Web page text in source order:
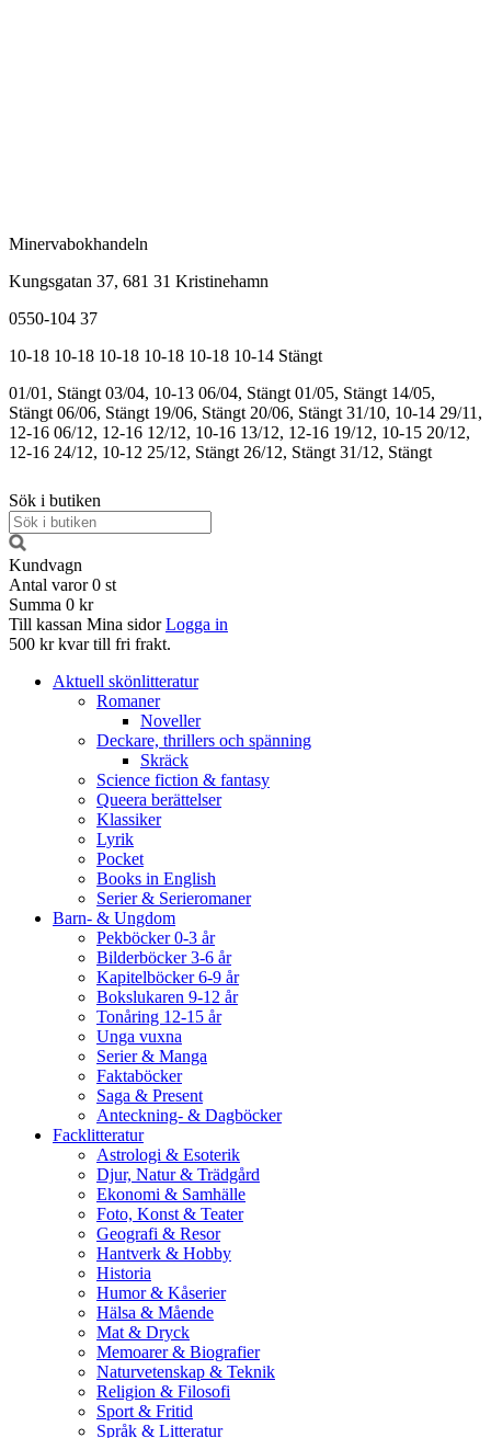
Minervabokhandeln
Kungsgatan 37, 681 31 Kristinehamn
0550-104 37
10-18 10-18 10-18 10-18 10-18 10-14 Stängt
01/01, Stängt 03/04, 10-13 06/04, Stängt 01/05, Stängt 14/05,
Stängt 06/06, Stängt 19/06, Stängt 20/06, Stängt 31/10, 10-14 29/11,
12-16 06/12, 12-16 12/12, 10-16 13/12, 12-16 19/12, 10-15 20/12,
12-16 24/12, 10-12 25/12, Stängt 26/12, Stängt 31/12, Stängt
Sök i butiken
Kundvagn
Antal varor 0 st
Summa 0 kr
Till kassan Mina sidor Logga in
500 kr kvar till fri frakt.
Aktuell skönlitteratur
Romaner
Noveller
Deckare, thrillers och spänning
Skräck
Science fiction & fantasy
Queera berättelser
Klassiker
Lyrik
Pocket
Books in English
Serier & Serieromaner
Barn- & Ungdom
Pekböcker 0-3 år
Bilderböcker 3-6 år
Kapitelböcker 6-9 år
Bokslukaren 9-12 år
Tonåring 12-15 år
Unga vuxna
Serier & Manga
Faktaböcker
Saga & Present
Anteckning- & Dagböcker
Facklitteratur
Astrologi & Esoterik
Djur, Natur & Trädgård
Ekonomi & Samhälle
Foto, Konst & Teater
Geografi & Resor
Hantverk & Hobby
Historia
Humor & Kåserier
Hälsa & Mående
Mat & Dryck
Memoarer & Biografier
Naturvetenskap & Teknik
Religion & Filosofi
Sport & Fritid
Språk & Litteratur